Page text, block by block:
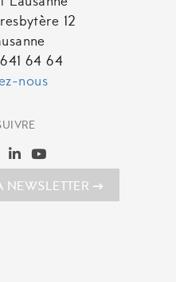
12
641 64 64
nous
NEWSLETTER